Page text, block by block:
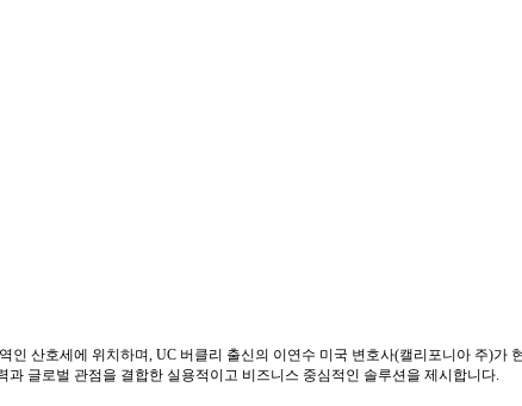
인 산호세에 위치하며, UC 버클리 출신의 이연수 미국 변호사(캘리포니아 주)
글로벌 관점을 결합한 실용적이고 비즈니스 중심적인 솔루션을 제시합니다.